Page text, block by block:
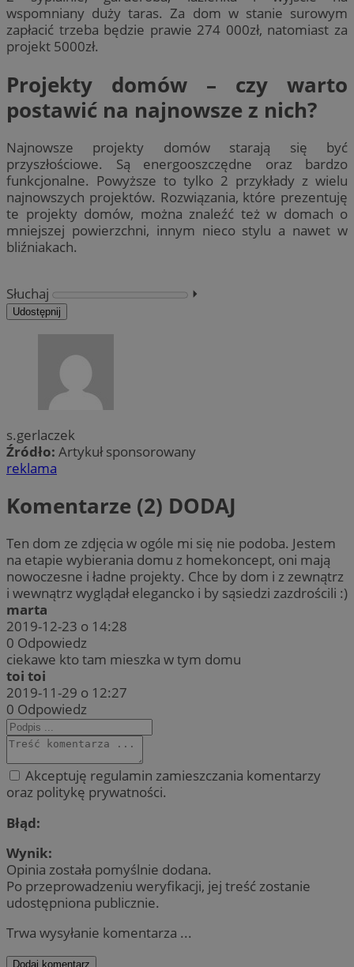
wspomniany duży taras. Za dom w stanie surowym
zapłacić trzeba będzie prawie 274 000zł, natomiast za
projekt 5000zł.
Projekty domów – czy warto
postawić na najnowsze z nich?
Najnowsze projekty domów starają się być
przyszłościowe. Są energooszczędne oraz bardzo
funkcjonalne. Powyższe to tylko 2 przykłady z wielu
najnowszych projektów. Rozwiązania, które prezentuję
te projekty domów, można znaleźć też w domach o
mniejszej powierzchni, innym nieco stylu a nawet w
bliźniakach.
Słuchaj ⏵︎
Udostępnij
s.gerlaczek
Źródło: Artykuł sponsorowany
reklama
Komentarze (2) DODAJ
Ten dom ze zdjęcia w ogóle mi się nie podoba. Jestem
na etapie wybierania domu z homekoncept, oni mają
nowoczesne i ładne projekty. Chce by dom i z zewnątrz
i wewnątrz wyglądał elegancko i by sąsiedzi zazdrościli :)
marta
2019-12-23 o 14:28
0 Odpowiedz
ciekawe kto tam mieszka w tym domu
toi toi
2019-11-29 o 12:27
0 Odpowiedz
Akceptuję regulamin zamieszczania komentarzy
oraz politykę prywatności.
Błąd:
Wynik:
Opinia została pomyślnie dodana.
Po przeprowadzeniu weryfikacji, jej treść zostanie
udostępniona publicznie.
Trwa wysyłanie komentarza ...
Dodaj komentarz